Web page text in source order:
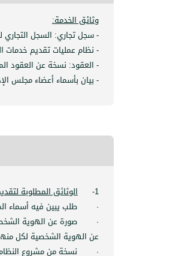
وثائق الخدمة:
- سجل تجاري: السجل التجاري
- نظام عمليات تقديم خدمات
- العقود: نسخة عن العقود
- بيان بأسماء أعضاء مجلس
1-
الوثائق المطلوبة
·
طلب يبين فيه أسماء
·
صورة عن الهوية
عن الهوية الشخصية لكل
·
نسخة من مشروع